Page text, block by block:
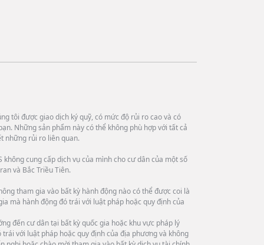
tôi được giao dịch ký quỹ, có mức độ rủi ro cao và có
Những sản phẩm này có thể không phù hợp với tất cả
những rủi ro liên quan.
không cung cấp dịch vụ của mình cho cư dân của một số
và Bắc Triều Tiên.
tham gia vào bất kỳ hành động nào có thể được coi là
mà hành động đó trái với luật pháp hoặc quy định của
đến cư dân tại bất kỳ quốc gia hoặc khu vực pháp lý
với luật pháp hoặc quy định của địa phương và không